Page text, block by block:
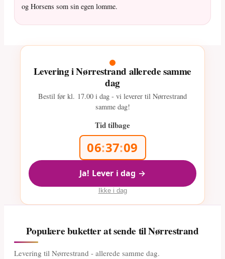
og Horsens som sin egen lomme.
Levering i Nørrestrand allerede samme
dag
Bestil før kl. 17.00 i dag - vi leverer til Nørrestrand
samme dag!
Tid tilbage
06:37:07
Ja! Lever i dag →
Ikke i dag
Populære buketter at sende til Nørrestrand
Levering til Nørrestrand - allerede samme dag.